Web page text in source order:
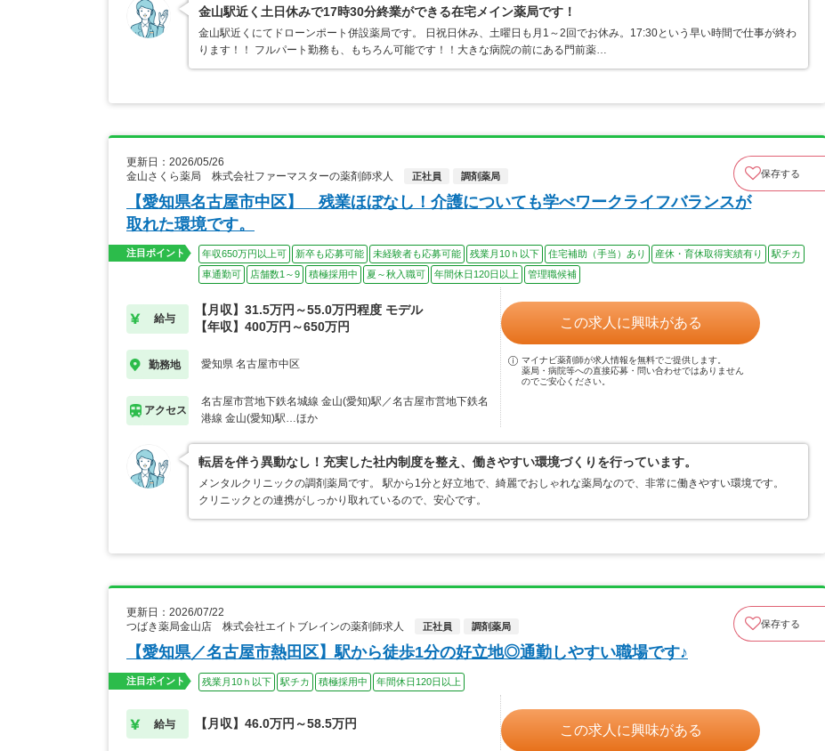
金山駅近く土日休みで17時30分終業ができる在宅メイン薬局です！
金山駅近くにてドローンポート併設薬局です。 日祝日休み、土曜日も月1～2回でお休み。17:30という早い時間で仕事が終わ
ります！！ フルパート勤務も、もちろん可能です！！大きな病院の前にある門前薬…
更新日：2026/05/26
金山さくら薬局 株式会社ファーマスターの薬剤師求人
正社員 調剤薬局 保存する
【愛知県名古屋市中区】 残業ほぼなし！介護についても学べワークライフバランスが
取れた環境です。
注目ポイント 年収650万円以上可 新卒も応募可能 未経験者も応募可能 残業月10ｈ以下 住宅補助（手当）あり 産休・育休取得実績有り
駅チカ
車通勤可
店舗数1～9 積極採用中 夏～秋入職可 年間休日120日以上 管理職候補
給与
【月収】31.5万円～55.0万円程度 モデル
【年収】400万円～650万円
勤務地 愛知県 名古屋市中区
アクセス
名古屋市営地下鉄名城線 金山(愛知)駅／名古屋市営地下鉄名
港線 金山(愛知)駅…ほか
この求人に興味がある
マイナビ薬剤師が求人情報を無料でご提供します。
薬局・病院等への直接応募・問い合わせではありません
のでご安心ください。
転居を伴う異動なし！充実した社内制度を整え、働きやすい環境づくりを行っています。
メンタルクリニックの調剤薬局です。 駅から1分と好立地で、綺麗でおしゃれな薬局なので、非常に働きやすい環境です。
クリニックとの連携がしっかり取れているので、安心です。
更新日：2026/07/22
つばき薬局金山店 株式会社エイトブレインの薬剤師求人
正社員 調剤薬局 保存する
【愛知県／名古屋市熱田区】駅から徒歩1分の好立地◎通勤しやすい職場です♪
注目ポイント 残業月10ｈ以下 駅チカ 積極採用中 年間休日120日以上
給与 【月収】46.0万円～58.5万円 この求人に興味がある